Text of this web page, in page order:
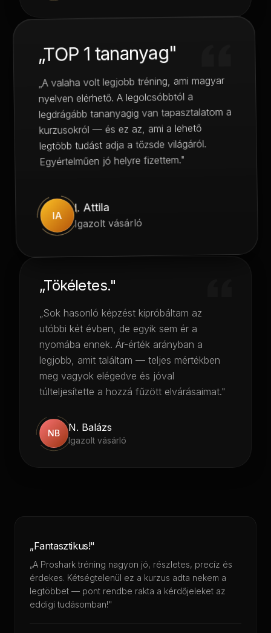
„TOP 1 tananyag"
„A valaha volt legjobb tréning, ami magyar
nyelven elérhető. A legolcsóbbtól a
legdrágább tananyagig van tapasztalatom a
kurzusokról — és ez az, ami a lehető
legtöbb tudást adja a tőzsde világáról.
Egyértelműen jó helyre fizettem."
IA
I. Attila
Igazolt vásárló
„Tökéletes."
„Sok hasonló képzést kipróbáltam az
utóbbi két évben, de egyik sem ér a
nyomába ennek. Ár-érték arányban a
legjobb, amit találtam — teljes mértékben
meg vagyok elégedve és jóval
túlteljesítette a hozzá fűzött elvárásaimat."
NB N. Balázs
Igazolt vásárló
„Fantasztikus!"
„A Proshark tréning nagyon jó, részletes, precíz és
érdekes. Kétségtelenül ez a kurzus adta nekem a
legtöbbet — pont rendbe rakta a kérdőjeleket az
eddigi tudásomban!"